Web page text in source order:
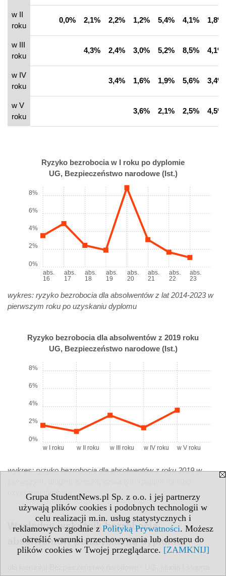
Grupa StudentNews.pl Sp. z o.o. i jej partnerzy
używają plików cookies i podobnych technologii w
celu realizacji m.in. usług statystycznych i
reklamowych zgodnie z Polityką Prywatności. Możesz
określić warunki przechowywania lub dostępu do
plików cookies w Twojej przeglądarce. [ZAMKNIJ]
w II
roku
0,0% 2,1% 2,2% 1,2% 5,4% 4,1% 1,8%
w III
roku
4,3% 2,4% 3,0% 5,2% 8,5% 4,1%
w IV
roku
3,4% 1,6% 1,9% 5,6% 3,4%
w V
roku
3,6% 2,1% 2,5% 4,5%
Ryzyko bezrobocia w I roku po dyplomie
UG, Bezpieczeństwo narodowe (Ist.)
abs.
16
abs.
17
abs.
18
abs.
19
abs.
20
abs.
21
abs.
22
abs.
23
0%
2%
4%
6%
8%
wykres: ryzyko bezrobocia dla absolwentów z lat 2014-2023 w
pierwszym roku po uzyskaniu dyplomu
Ryzyko bezrobocia dla absolwentów z 2019 roku
UG, Bezpieczeństwo narodowe (Ist.)
w I roku w II roku w III roku w IV roku w V roku
0%
2%
4%
6%
8%
wykres: ryzyko bezrobocia dla absolwentów z roku 2019 w
uzyskaniu dyplomu
Względny wskaźnik bezrobocia
absolwentów po uzyskaniu dyplomu